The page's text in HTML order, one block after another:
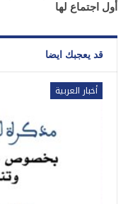
أول اجتماع لها
قد يعجبك ايضا
أخبار العربية